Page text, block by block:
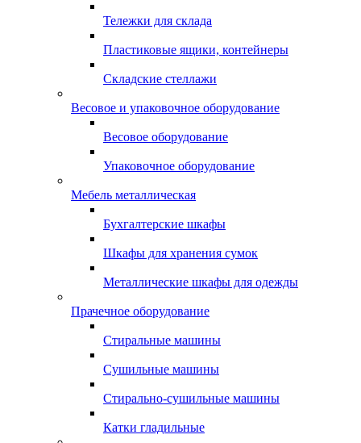
Тележки для склада
Пластиковые ящики, контейнеры
Складские стеллажи
Весовое и упаковочное оборудование
Весовое оборудование
Упаковочное оборудование
Мебель металлическая
Бухгалтерские шкафы
Шкафы для хранения сумок
Металлические шкафы для одежды
Прачечное оборудование
Стиральные машины
Сушильные машины
Стирально-сушильные машины
Катки гладильные